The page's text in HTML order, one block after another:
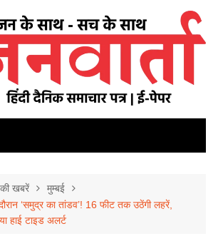
की खबरें
मुम्बई
‘समुद्र का तांडव’! 16 फीट तक उठेंगी लहरें,
हाई टाइड अलर्ट